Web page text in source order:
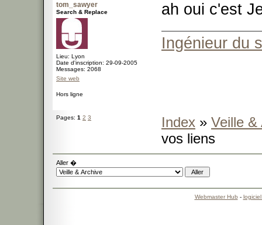
tom_sawyer
Search & Replace
Lieu: Lyon
Date d'inscription: 29-09-2005
Messages: 2068
Site web
ah oui c'est
Ingénieur du
Hors ligne
Pages: 1 2 3 Index » Veille &
vos liens
Aller �
Webmaster Hub -